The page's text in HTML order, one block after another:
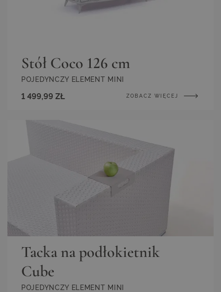
Stół Coco 126 cm
POJEDYNCZY ELEMENT MINI
1 499,99 ZŁ ZOBACZ WIĘCEJ
Tacka na podłokietnik
Cube
POJEDYNCZY ELEMENT MINI